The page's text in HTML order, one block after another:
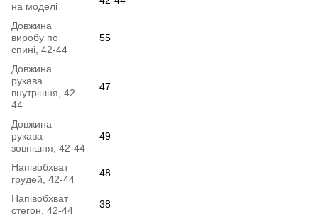
на моделі
Довжина
виробу по
спині, 42-44
55
Довжина
рукава
внутрішня, 42-
44
47
Довжина
рукава
зовнішня, 42-44
49
Напівобхват
грудей, 42-44
48
Напівобхват
стегон, 42-44
38